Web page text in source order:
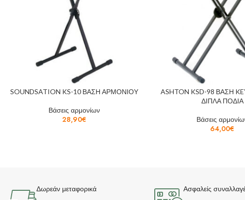
SOUNDSATION KS-10 ΒΑΣΗ ΑΡΜΟΝΙΟΥ
Βάσεις αρμονίων
28,90€
ASHTON KSD-98 ΒΑΣΗ
ΔΙΠΛΑ ΠΟΔΙΑ
Βάσεις
64,00€
Δωρεάν μεταφορικά Ασφαλείς